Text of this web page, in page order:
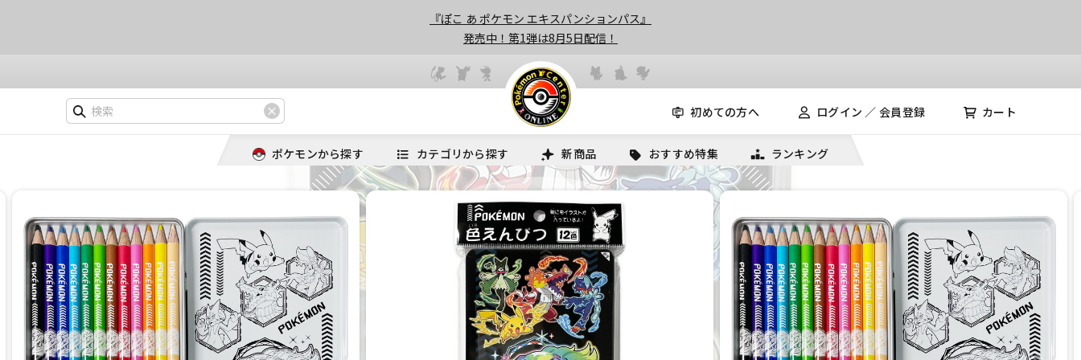
『ぽこ あ ポケモン エキスパンションパス』
発売中！第1弾は8月5日配信！
初めての方へ ログイン ／ 会員登録 カート
ポケモンから探す カテゴリから探す 新商品 おすすめ特集 ランキング